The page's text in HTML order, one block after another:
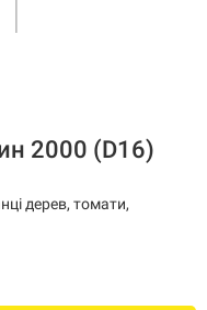
2000 (D16)
дерев, томати,